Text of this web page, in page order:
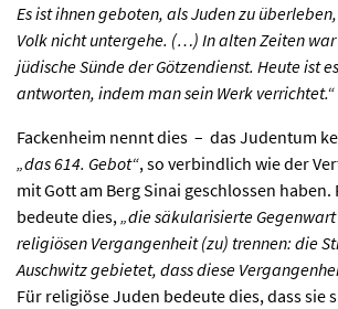
Es ist ihnen geboten, als Juden zu
Volk nicht untergehe. (…) In alten Zeiten
jüdische Sünde der Götzendienst. Heute ist
antworten, indem man sein Werk verrichtet.“
Fackenheim nennt dies – das Judentum
„das 614. Gebot“, so verbindlich wie der
mit Gott am Berg Sinai geschlossen
bedeute dies,„die säkularisierte
religiösen Vergangenheit (zu) trennen: die
Auschwitz gebietet, dass diese
Für religiöse Juden bedeute dies, dass sie